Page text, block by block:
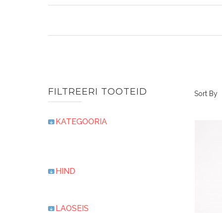
Sort By
FILTREERI TOOTEID
KATEGOORIA
HIND
LAOSEIS